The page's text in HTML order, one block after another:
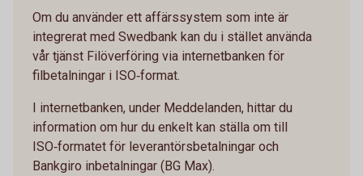
Om du använder ett affärssystem som inte är
integrerat med Swedbank kan du i stället använda
vår tjänst Filöverföring via internetbanken för
filbetalningar i ISO‑format.
I internetbanken, under Meddelanden, hittar du
information om hur du enkelt kan ställa om till
ISO‑formatet för leverantörsbetalningar och
Bankgiro inbetalningar (BG Max).